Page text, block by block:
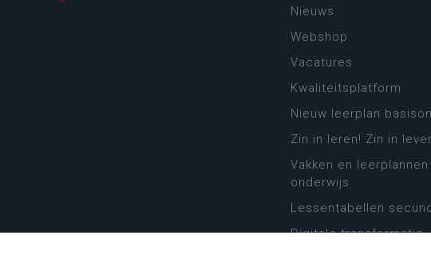
Nieuws
Webshop
Vacatures
Kwaliteitsplatform
Nieuw leerplan
Zin in leren! Zin in
Vakken en
onderwijs
Lessentabellen
Digitale transformatie